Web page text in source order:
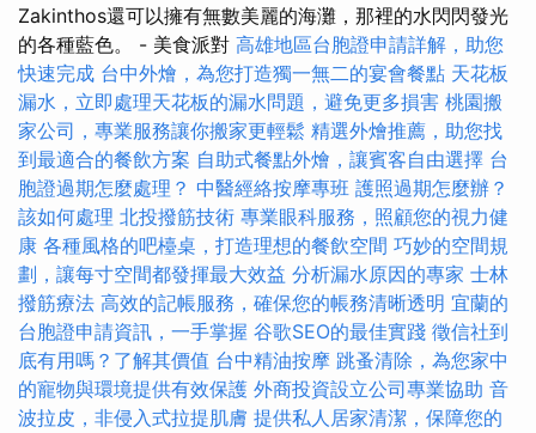
Zakinthos還可以擁有無​​數美麗的海灘，那裡的水閃閃發光
的各種藍色。 - 美食派對 高雄地區台胞證申請詳解，助您
快速完成 台中外燴，為您打造獨一無二的宴會餐點 天花板
漏水，立即處理天花板的漏水問題，避免更多損害 桃園搬
家公司，專業服務讓你搬家更輕鬆 精選外燴推薦，助您找
到最適合的餐飲方案 自助式餐點外燴，讓賓客自由選擇 台
胞證過期怎麼處理？ 中醫經絡按摩專班 護照過期怎麼辦？
該如何處理 北投撥筋技術 專業眼科服務，照顧您的視力健
康 各種風格的吧檯桌，打造理想的餐飲空間 巧妙的空間規
劃，讓每寸空間都發揮最大效益 分析漏水原因的專家 士林
撥筋療法 高效的記帳服務，確保您的帳務清晰透明 宜蘭的
台胞證申請資訊，一手掌握 谷歌SEO的最佳實踐 徵信社到
底有用嗎？了解其價值 台中精油按摩 跳蚤清除，為您家中
的寵物與環境提供有效保護 外商投資設立公司專業協助 音
波拉皮，非侵入式拉提肌膚 提供私人居家清潔，保障您的